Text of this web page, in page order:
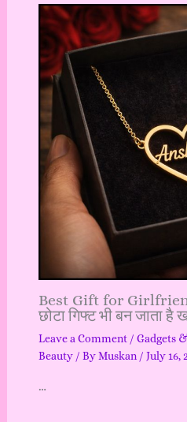
Best Gift for
छोटा गिफ्ट भी बन जाता है
Leave a Comment / Gadgets
Beauty/ ByMuskan / July 16,
…